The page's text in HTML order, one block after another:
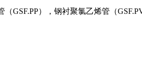
GSF.PP），钢衬聚氯乙烯管（